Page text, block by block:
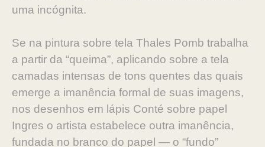
uma incógnita.
Se na pintura sobre tela Thales Pomb trabalha
a partir da “queima”, aplicando sobre a tela
camadas intensas de tons quentes das quais
emerge a imanência formal de suas imagens,
nos desenhos em lápis Conté sobre papel
Ingres o artista estabelece outra imanência,
fundada no branco do papel — o “fundo”